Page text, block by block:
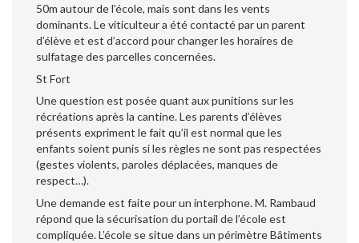
50m autour de l’école, mais sont dans les vents
dominants. Le viticulteur a été contacté par un parent
d’élève et est d’accord pour changer les horaires de
sulfatage des parcelles concernées.
St Fort
Une question est posée quant aux punitions sur les
récréations après la cantine. Les parents d’élèves
présents expriment le fait qu’il est normal que les
enfants soient punis si les règles ne sont pas respectées
(gestes violents, paroles déplacées, manques de
respect…).
Une demande est faite pour un interphone. M. Rambaud
répond que la sécurisation du portail de l’école est
compliquée. L’école se situe dans un périmètre Bâtiments